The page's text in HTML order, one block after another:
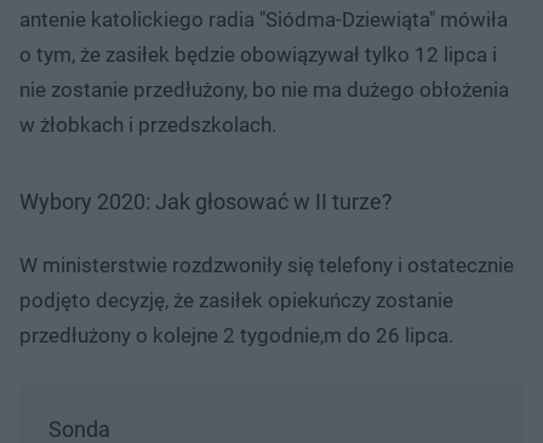
antenie katolickiego radia "Siódma-Dziewiąta" mówiła
o tym, że zasiłek będzie obowiązywał tylko 12 lipca i
nie zostanie przedłużony, bo nie ma dużego obłożenia
w żłobkach i przedszkolach.
Wybory 2020: Jak głosować w II turze?
W ministerstwie rozdzwoniły się telefony i ostatecznie
podjęto decyzję, że zasiłek opiekuńczy zostanie
przedłużony o kolejne 2 tygodnie,m do 26 lipca.
Sonda